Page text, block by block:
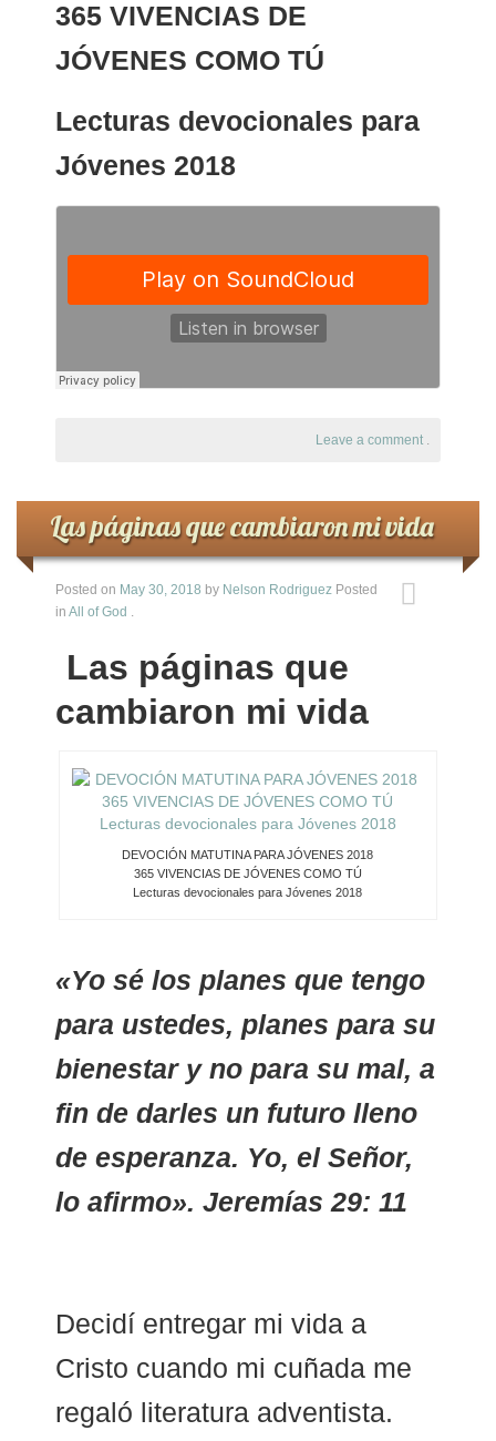
365 VIVENCIAS DE
JÓVENES COMO TÚ
Lecturas devocionales para
Jóvenes 2018
Leave a comment .
Las páginas que cambiaron mi vida
Posted on May 30, 2018 by Nelson Rodriguez Posted
in All of God .
Las páginas que
cambiaron mi vida
DEVOCIÓN MATUTINA PARA JÓVENES 2018
365 VIVENCIAS DE JÓVENES COMO TÚ
Lecturas devocionales para Jóvenes 2018
«Yo sé los planes que tengo
para ustedes, planes para su
bienestar y no para su mal, a
fin de darles un futuro lleno
de esperanza. Yo, el Señor,
lo afirmo». Jeremías 29: 11
Decidí entregar mi vida a
Cristo cuando mi cuñada me
regaló literatura adventista.